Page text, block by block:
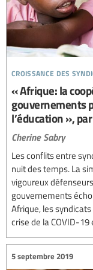
croissance des
« Afrique: la
gouvernements
l’éducation »,
Cherine Sabry
Les conflits entre
nuit des temps. La
vigoureux
gouvernements
Afrique, les
crise de la COVID-19
5 septembre 2019